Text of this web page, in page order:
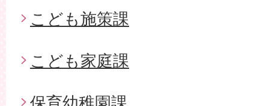
こども施策課
こども家庭課